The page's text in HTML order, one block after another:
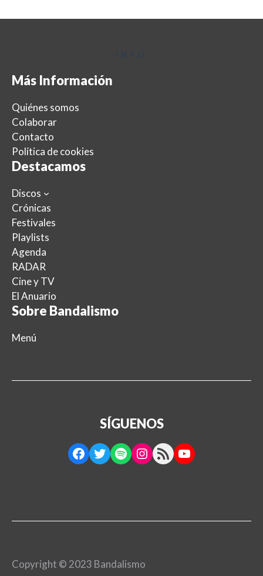
Más Información
Quiénes somos
Colaborar
Contacto
Política de cookies
Destacamos
Discos
Crónicas
Festivales
Playlists
Agenda
RADAR
Cine y TV
El Anuario
Sobre Bandalismo
Menú
SÍGUENOS
Facebook
Twitter
Spotify
Instagram
RSS FeedYouTube
Copyright © 2023 Bandalismo